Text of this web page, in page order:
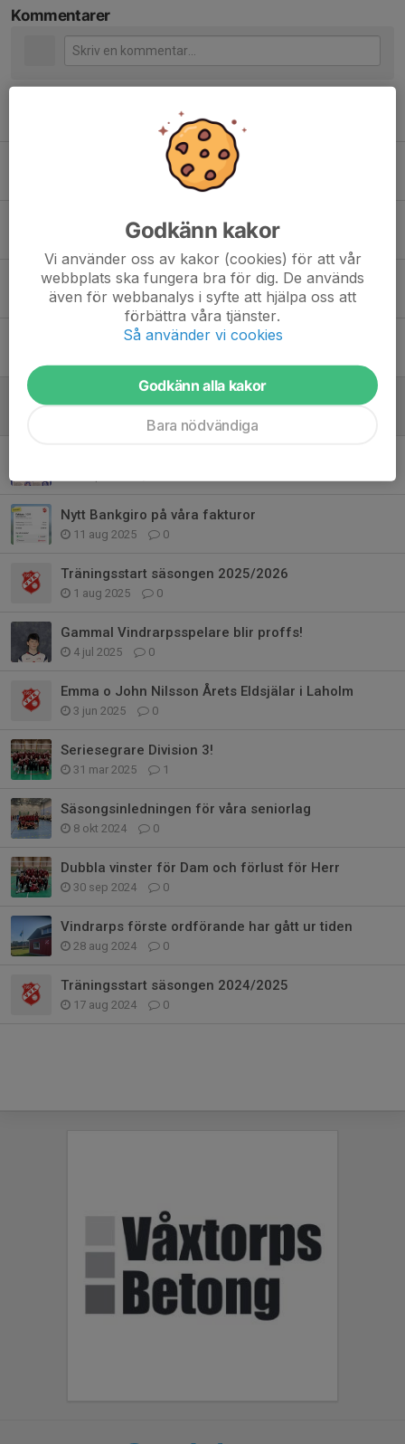
Kommentarer
Påminnelse utbildning
Utbildning Kidzvolley Level 1-3
19 mar, 16:18 0
Pappersbeställning
13 feb, 08:12 0
Level 4-6 stängt för nya spelare
Pappersbeställning
Nytt Bankgiro på våra fakturor
11 aug 2025 0
Träningsstart säsongen 2025/2026
1 aug 2025 0
Gammal Vindrarpsspelare blir proffs!
4 jul 2025 0
Emma o John Nilsson Årets Eldsjälar i Laholm
3 jun 2025 0
Seriesegrare Division 3!
31 mar 2025 1
Säsongsinledningen för våra seniorlag
8 okt 2024 0
Dubbla vinster för Dam och förlust för Herr
30 sep 2024 0
Vindrarps förste ordförande har gått ur tiden
28 aug 2024 0
Träningsstart säsongen 2024/2025
17 aug 2024 0
Godkänn kakor
Vi använder oss av kakor (cookies) för att vår
webbplats ska fungera bra för dig. De används
även för webbanalys i syfte att hjälpa oss att
förbättra våra tjänster.
Så använder vi cookies
Godkänn alla kakor
Bara nödvändiga